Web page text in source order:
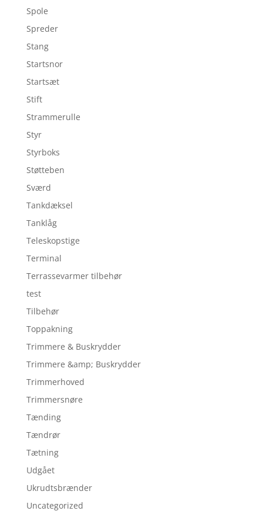
Spole
Spreder
Stang
Startsnor
Startsæt
Stift
Strammerulle
Styr
Styrboks
Støtteben
Sværd
Tankdæksel
Tanklåg
Teleskopstige
Terminal
Terrassevarmer tilbehør
test
Tilbehør
Toppakning
Trimmere & Buskrydder
Trimmere &amp; Buskrydder
Trimmerhoved
Trimmersnøre
Tænding
Tændrør
Tætning
Udgået
Ukrudtsbrænder
Uncategorized